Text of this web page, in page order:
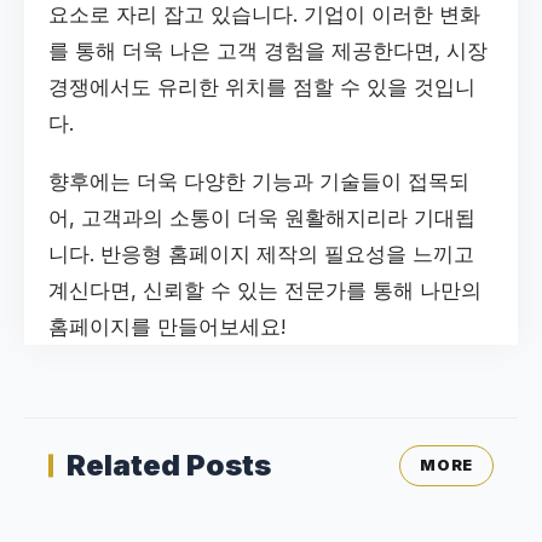
요소로 자리 잡고 있습니다. 기업이 이러한 변화
를 통해 더욱 나은 고객 경험을 제공한다면, 시장
경쟁에서도 유리한 위치를 점할 수 있을 것입니
다.
향후에는 더욱 다양한 기능과 기술들이 접목되
어, 고객과의 소통이 더욱 원활해지리라 기대됩
니다. 반응형 홈페이지 제작의 필요성을 느끼고
계신다면, 신뢰할 수 있는 전문가를 통해 나만의
홈페이지를 만들어보세요!
Related Posts MORE